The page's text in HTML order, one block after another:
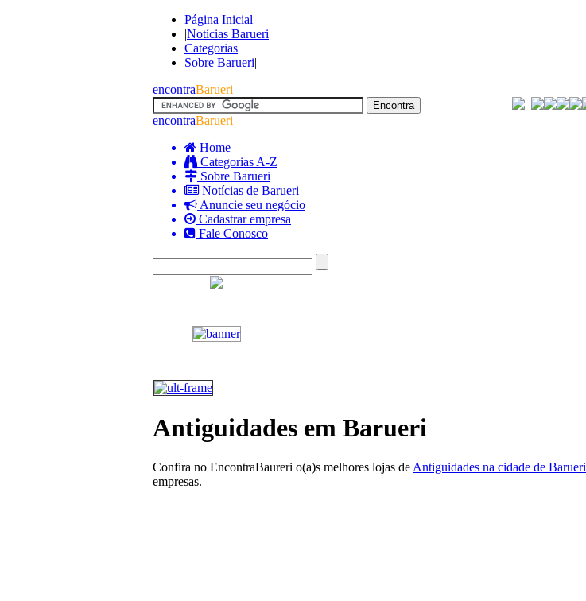
Página Inicial
|Notícias Barueri|
Categorias|
Sobre Barueri|
encontraBarueri
encontraBarueri
Home
Categorias A-Z
Sobre Barueri
Notícias de Barueri
Anuncie seu negócio
Cadastrar empresa
Fale Conosco
Antiguidades em Barueri
Confira no EncontraBaureri o(a)s melhores lojas de Antiguidades na cidade de Barueri
empresas.